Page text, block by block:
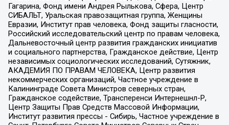
Гагарина, Фонд имени Андрея Рылькова, Сфера, Центр
СИБАЛЬТ, Уральская правозащитная группа, Женщины
Евразии, Институт прав человека, Фонд защиты гласности,
Российский исследовательский центр по правам человека,
Дальневосточный центр развития гражданских инициатив
и социального партнерства, Гражданское действие, Центр
независимых социологических исследований, Сутяжник,
АКАДЕМИЯ ПО ПРАВАМ ЧЕЛОВЕКА, Центр развития
некоммерческих организаций, Частное учреждение в
Калининграде Совета Министров северных стран,
Гражданское содействие, Трансперенси Интернешнл-Р,
Центр Защиты Прав Средств Массовой Информации,
Институт развития прессы - Сибирь, Частное учреждение в